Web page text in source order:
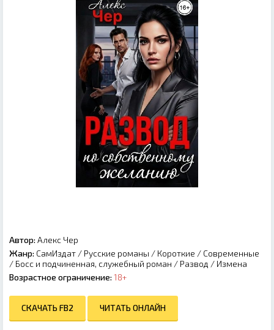
Автор: Алекс Чер
Жанр: СамИздат / Русские романы / Короткие / Современные
/ Босс и подчиненная, служебный роман / Развод / Измена
Возрастное ограничение: 18+
СКАЧАТЬ FB2 ЧИТАТЬ ОНЛАЙН